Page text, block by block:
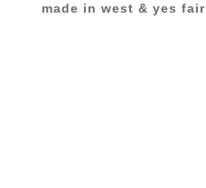
made in west & yes fair